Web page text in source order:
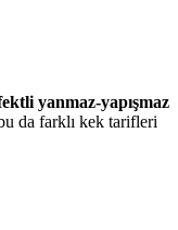
yanmaz-yapışmaz
da farklı kek tarifleri